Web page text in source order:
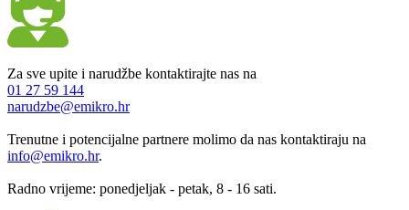
Za sve upite i narudžbe kontaktirajte nas na
01 27 59 144
narudzbe@emikro.hr
Trenutne i potencijalne partnere molimo da nas kontaktiraju na
info@emikro.hr.
Radno vrijeme: ponedjeljak - petak, 8 - 16 sati.